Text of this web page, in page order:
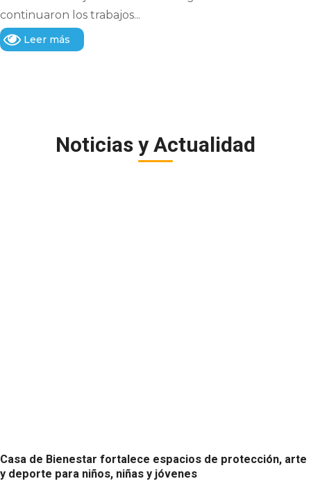
continuaron los trabajos...
Leer más
Noticias y Actualidad
Casa de Bienestar fortalece espacios de protección, arte
y deporte para niños, niñas y jóvenes